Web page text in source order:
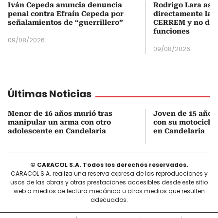
Iván Cepeda anuncia denuncia
penal contra Efraín Cepeda por
señalamientos de “guerrillero”
09/08/2026
Rodrigo Lara
directamente la
CERREM y no
funciones
09/08/2026
Últimas Noticias
Menor de 16 años murió tras
manipular un arma con otro
adolescente en Candelaria
Joven de 15
con su
en Candelaria
© CARACOL S.A. Todos los derechos reservados.
CARACOL S.A. realiza una reserva expresa de las reproducciones y
usos de las obras y otras prestaciones accesibles desde este sitio
web a medios de lectura mecánica u otros medios que resulten
adecuados.